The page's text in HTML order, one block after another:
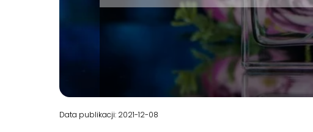
Data publikacji: 2021-12-08